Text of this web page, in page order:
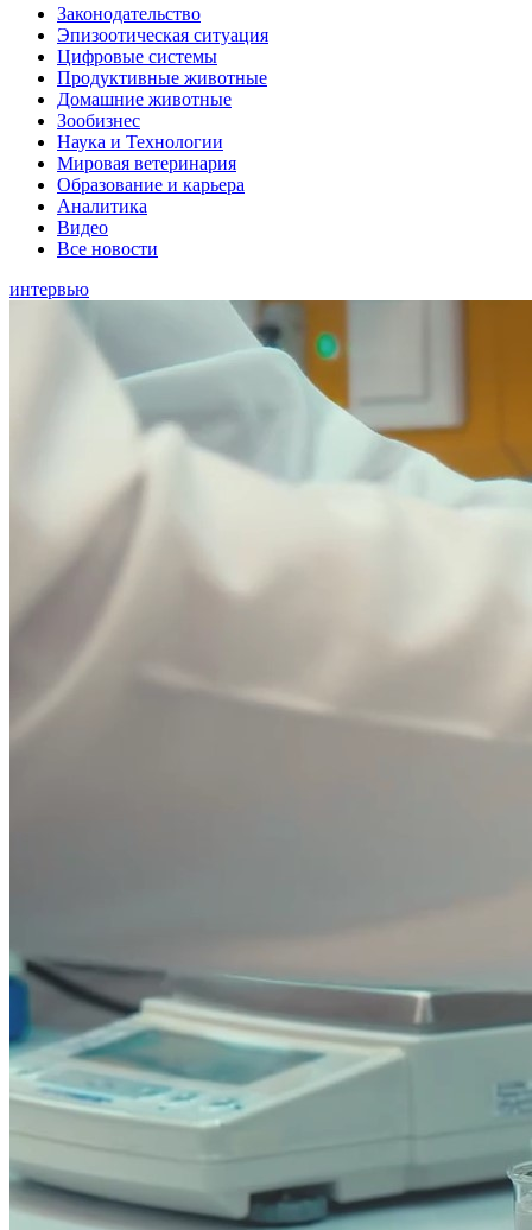
Законодательство
Эпизоотическая ситуация
Цифровые системы
Продуктивные животные
Домашние животные
Зообизнес
Наука и Технологии
Мировая ветеринария
Образование и карьера
Аналитика
Видео
Все новости
интервью